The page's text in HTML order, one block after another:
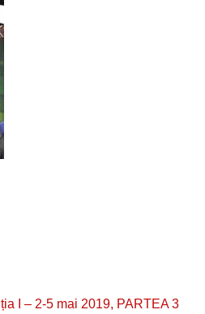
I – 2-5 mai 2019, PARTEA 3